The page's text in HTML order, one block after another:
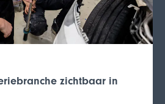
zichtbaar in